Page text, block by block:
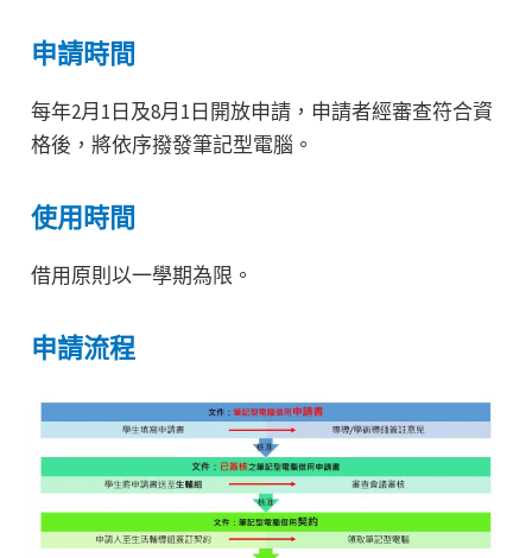
申請時間
每年2月1日及8月1日開放申請，申請者經審查符合資
格後，將依序撥發筆記型電腦。
使用時間
借用原則以一學期為限。
申請流程